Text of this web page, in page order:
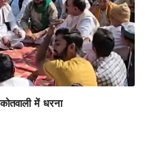
में धरना